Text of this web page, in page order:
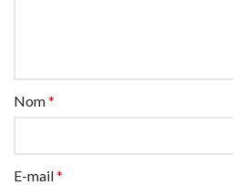
Nom*
E-mail*